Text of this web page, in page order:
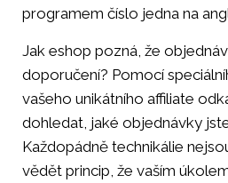
programem číslo jedna na
Jak eshop pozná, že
doporučení? Pomocí
vašeho unikátního affiliate
dohledat, jaké objednávky
Každopádně technikálie
vědět princip, že vaším